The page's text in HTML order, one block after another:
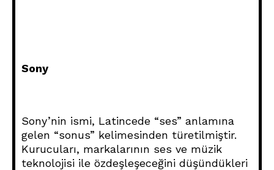
Sony
Sony’nin ismi, Latincede “ses” anlamına
gelen “sonus” kelimesinden türetilmiştir.
Kurucuları, markalarının ses ve müzik
teknolojisi ile özdeşleşeceğini düşündükleri